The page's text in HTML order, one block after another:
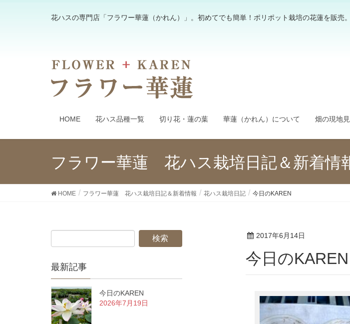
花ハスの専門店「フラワー華蓮（かれん）」。初めてでも簡単！ポリポット栽培の花蓮を販売
HOME 花ハス品種一覧 切り花・蓮の葉 華蓮（かれん）について 畑の現地
フラワー華蓮 花ハス栽培日記＆新着情
HOME フラワー華蓮 花ハス栽培日記＆新着情報 花ハス栽培日記 今日のKAREN
2017年6月14日
今日のKAREN
最新記事
今日のKAREN
2026年7月19日